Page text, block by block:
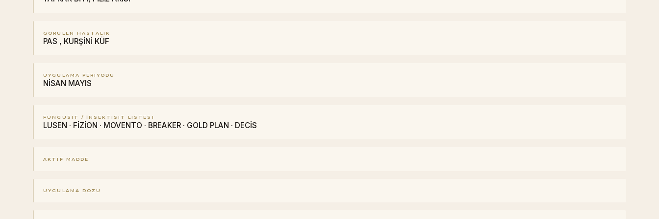
GÖRÜLEN HASTALIK
PAS , KURŞİNİ KÜF
UYGULAMA PERIYODU
NİSAN MAYIS
FUNGUSIT / İNSEKTISIT LISTESI
LUSEN · FİZİON · MOVENTO · BREAKER · GOLD PLAN · DECİS
AKTIF MADDE
UYGULAMA DOZU